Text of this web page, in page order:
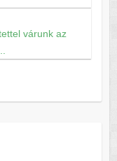
várunk az